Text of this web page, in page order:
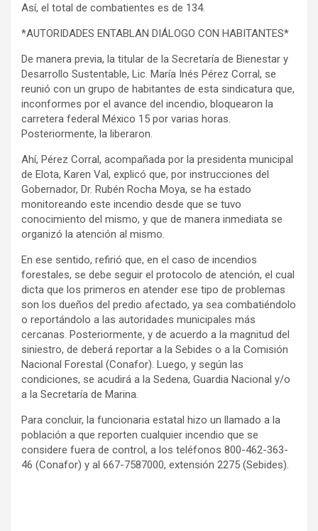
Así, el total de combatientes es de 134.
*AUTORIDADES ENTABLAN DIÁLOGO CON HABITANTES*
De manera previa, la titular de la Secretaría de Bienestar y
Desarrollo Sustentable, Lic. María Inés Pérez Corral, se
reunió con un grupo de habitantes de esta sindicatura que,
inconformes por el avance del incendio, bloquearon la
carretera federal México 15 por varias horas.
Posteriormente, la liberaron.
Ahí, Pérez Corral, acompañada por la presidenta municipal
de Elota, Karen Val, explicó que, por instrucciones del
Gobernador, Dr. Rubén Rocha Moya, se ha estado
monitoreando este incendio desde que se tuvo
conocimiento del mismo, y que de manera inmediata se
organizó la atención al mismo.
En ese sentido, refirió que, en el caso de incendios
forestales, se debe seguir el protocolo de atención, el cual
dicta que los primeros en atender ese tipo de problemas
son los dueños del predio afectado, ya sea combatiéndolo
o reportándolo a las autoridades municipales más
cercanas. Posteriormente, y de acuerdo a la magnitud del
siniestro, de deberá reportar a la Sebides o a la Comisión
Nacional Forestal (Conafor). Luego, y según las
condiciones, se acudirá a la Sedena, Guardia Nacional y/o
a la Secretaría de Marina.
Para concluir, la funcionaria estatal hizo un llamado a la
población a que reporten cualquier incendio que se
considere fuera de control, a los teléfonos 800-462-363-
46 (Conafor) y al 667-7587000, extensión 2275 (Sebides).